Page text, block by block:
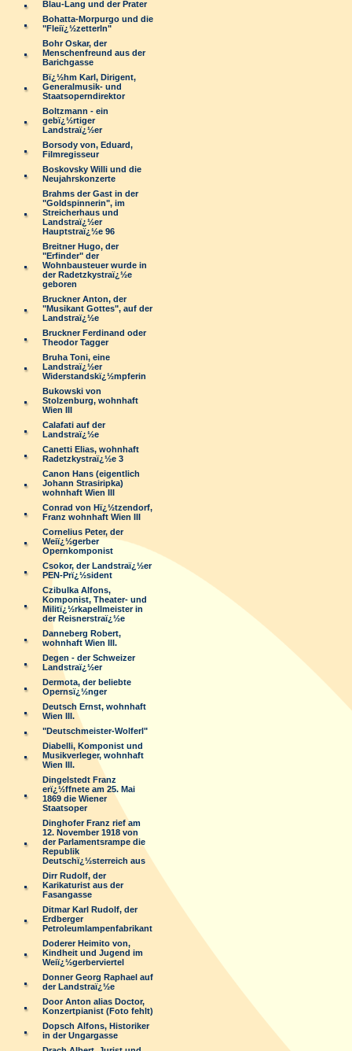
Blau-Lang und der Prater
Bohatta-Morpurgo und die
"Fleiï¿½zetterln"
Bohr Oskar, der
Menschenfreund aus der
Barichgasse
Bï¿½hm Karl, Dirigent,
Generalmusik- und
Staatsoperndirektor
Boltzmann - ein
gebï¿½rtiger
Landstraï¿½er
Borsody von, Eduard,
Filmregisseur
Boskovsky Willi und die
Neujahrskonzerte
Brahms der Gast in der
"Goldspinnerin", im
Streicherhaus und
Landstraï¿½er
Hauptstraï¿½e 96
Breitner Hugo, der
"Erfinder" der
Wohnbausteuer wurde in
der Radetzkystraï¿½e
geboren
Bruckner Anton, der
"Musikant Gottes", auf der
Landstraï¿½e
Bruckner Ferdinand oder
Theodor Tagger
Bruha Toni, eine
Landstraï¿½er
Widerstandskï¿½mpferin
Bukowski von
Stolzenburg, wohnhaft
Wien III
Calafati auf der
Landstraï¿½e
Canetti Elias, wohnhaft
Radetzkystraï¿½e 3
Canon Hans (eigentlich
Johann Strasiripka)
wohnhaft Wien III
Conrad von Hï¿½tzendorf,
Franz wohnhaft Wien III
Cornelius Peter, der
Weiï¿½gerber
Opernkomponist
Csokor, der Landstraï¿½er
PEN-Prï¿½sident
Czibulka Alfons,
Komponist, Theater- und
Militï¿½rkapellmeister in
der Reisnerstraï¿½e
Danneberg Robert,
wohnhaft Wien III.
Degen - der Schweizer
Landstraï¿½er
Dermota, der beliebte
Opernsï¿½nger
Deutsch Ernst, wohnhaft
Wien III.
"Deutschmeister-Wolferl"
Diabelli, Komponist und
Musikverleger, wohnhaft
Wien III.
Dingelstedt Franz
erï¿½ffnete am 25. Mai
1869 die Wiener
Staatsoper
Dinghofer Franz rief am
12. November 1918 von
der Parlamentsrampe die
Republik
Deutschï¿½sterreich aus
Dirr Rudolf, der
Karikaturist aus der
Fasangasse
Ditmar Karl Rudolf, der
Erdberger
Petroleumlampenfabrikant
Doderer Heimito von,
Kindheit und Jugend im
Weiï¿½gerberviertel
Donner Georg Raphael auf
der Landstraï¿½e
Door Anton alias Doctor,
Konzertpianist (Foto fehlt)
Dopsch Alfons, Historiker
in der Ungargasse